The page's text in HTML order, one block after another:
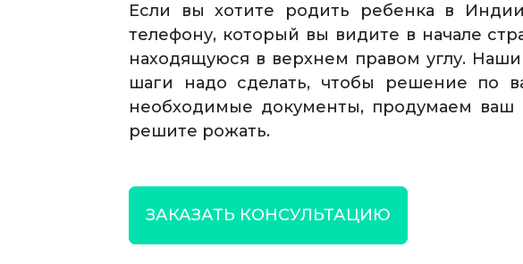
Если вы хотите родить ребенка в
телефону, который вы видите в начале
находящуюся в верхнем правом углу.
шаги надо сделать, чтобы решение по
необходимые документы, продумаем
решите рожать.
ЗАКАЗАТЬ КОНСУЛЬТАЦИЮ